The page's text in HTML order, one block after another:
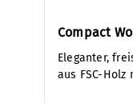
Compact
Eleganter,
aus FSC-